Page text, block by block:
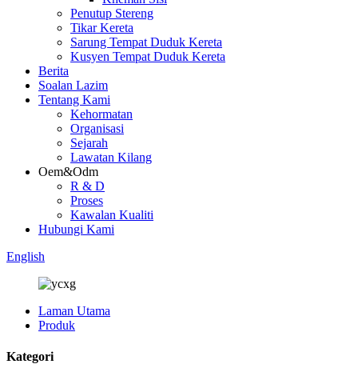
Penutup Stereng
Tikar Kereta
Sarung Tempat Duduk Kereta
Kusyen Tempat Duduk Kereta
Berita
Soalan Lazim
Tentang Kami
Kehormatan
Organisasi
Sejarah
Lawatan Kilang
Oem&Odm
R & D
Proses
Kawalan Kualiti
Hubungi Kami
English
Laman Utama
Produk
Kategori